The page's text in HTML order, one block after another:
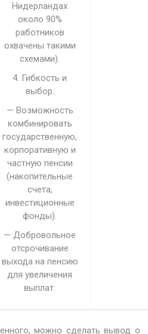
Нидерландах
около 90%
работников
охвачены такими
схемами).
4. Гибкость и
выбор:
— Возможность
комбинировать
государственную,
корпоративную и
частную пенсии
(накопительные
счета,
инвестиционные
фонды).
— Добровольное
отсрочивание
выхода на пенсию
для увеличения
выплат.
можно сделать вывод о